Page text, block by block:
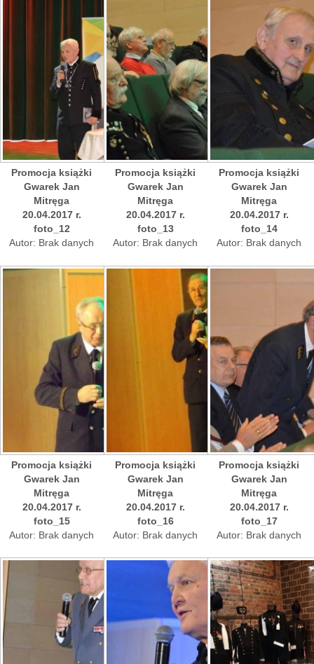
Promocja książki
Gwarek Jan
Mitręga
20.04.2017 r.
foto_12
Autor: Brak danych
Promocja książki
Gwarek Jan
Mitręga
20.04.2017 r.
foto_13
Autor: Brak danych
Promocja książki
Gwarek Jan
Mitręga
20.04.2017 r.
foto_14
Autor: Brak danych
Promocja książki
Gwarek Jan
Mitręga
20.04.2017 r.
foto_15
Autor: Brak danych
Promocja książki
Gwarek Jan
Mitręga
20.04.2017 r.
foto_16
Autor: Brak danych
Promocja książki
Gwarek Jan
Mitręga
20.04.2017 r.
foto_17
Autor: Brak danych